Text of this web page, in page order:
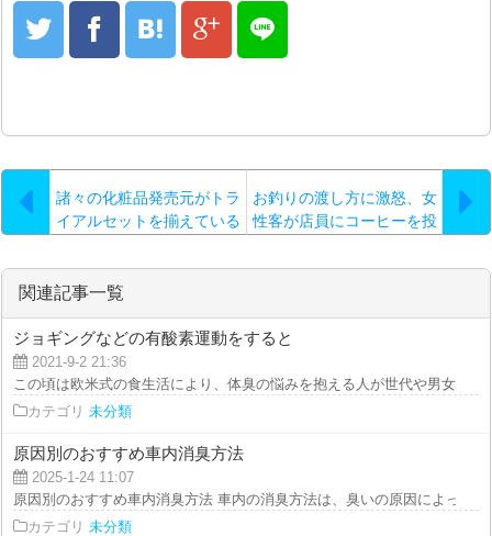
諸々の化粧品発売元がトラ
イアルセットを揃えている
お釣りの渡し方に激怒、女
性客が店員にコーヒーを投
関連記事一覧
ジョギングなどの有酸素運動をすると
2021-9-2 21:36
この頃は欧米式の食生活により、体臭の悩みを抱える人が世代や男女差に
カテゴリ 未分類
原因別のおすすめ車内消臭方法
2025-1-24 11:07
原因別のおすすめ車内消臭方法 車内の消臭方法は、臭いの原因によって
カテゴリ 未分類